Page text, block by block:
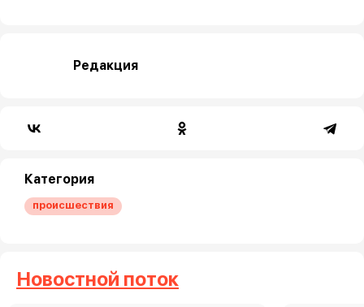
Редакция
Категория
происшествия
Новостной поток